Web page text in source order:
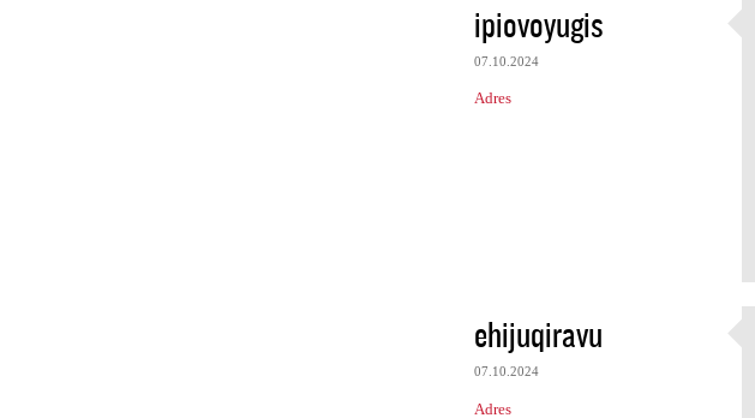
ipiovoyugis
07.10.2024
Adres
ehijuqiravu
07.10.2024
Adres